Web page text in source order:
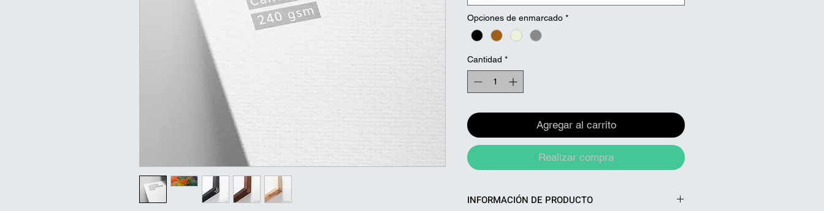
Opciones de enmarcado *
Cantidad *
Agregar al carrito
Realizar compra
INFORMACIÓN DE PRODUCTO